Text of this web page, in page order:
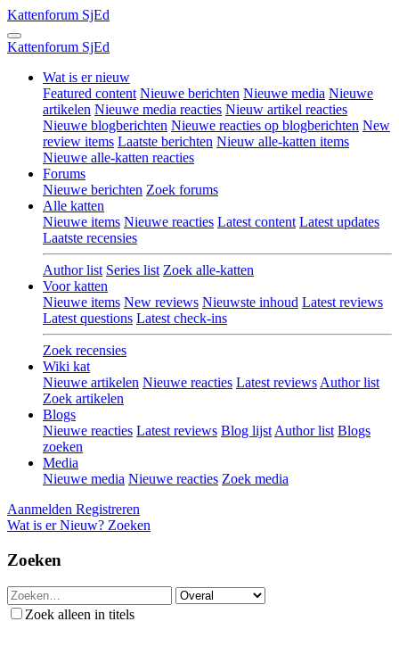
Kattenforum SjEd
Kattenforum SjEd
Wat is er nieuw
Featured content Nieuwe berichten Nieuwe media Nieuwe
artikelen Nieuwe media reacties Nieuw artikel reacties
Nieuwe blogberichten Nieuwe reacties op blogberichten New
review items Laatste berichten Nieuw alle-katten items
Nieuwe alle-katten reacties
Forums
Nieuwe berichten Zoek forums
Alle katten
Nieuwe items Nieuwe reacties Latest content Latest updates
Laatste recensies
Author list Series list Zoek alle-katten
Voor katten
Nieuwe items New reviews Nieuwste inhoud Latest reviews
Latest questions Latest check-ins
Zoek recensies
Wiki kat
Nieuwe artikelen Nieuwe reacties Latest reviews Author list
Zoek artikelen
Blogs
Nieuwe reacties Latest reviews Blog lijst Author list Blogs
zoeken
Media
Nieuwe media Nieuwe reacties Zoek media
Aanmelden Registreren
Wat is er Nieuw? Zoeken
Zoeken
Zoek alleen in titels